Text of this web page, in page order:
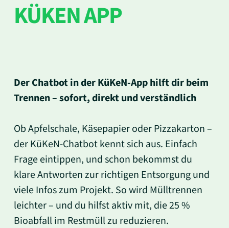
KÜKEN APP
Der Chatbot in der KüKeN-App hilft dir beim
Trennen – sofort, direkt und verständlich
Ob Apfelschale, Käsepapier oder Pizzakarton –
der KüKeN-Chatbot kennt sich aus. Einfach
Frage eintippen, und schon bekommst du
klare Antworten zur richtigen Entsorgung und
viele Infos zum Projekt. So wird Mülltrennen
leichter – und du hilfst aktiv mit, die 25 %
Bioabfall im Restmüll zu reduzieren.